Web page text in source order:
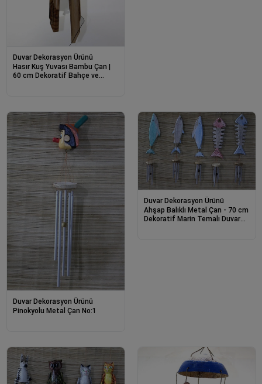
Duvar Dekorasyon Ürünü
Hasır Kuş Yuvası Bambu Çan |
60 cm Dekoratif Bahçe ve
Duvar Dekorasyon Ürünü
Pinokyolu Metal Çan No:1
Duvar Dekorasyon Ürünü
Ahşap Balıklı Metal Çan - 70 cm
Dekoratif Marin Temalı Duvar